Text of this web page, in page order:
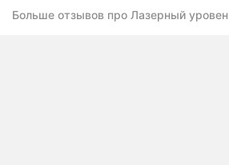
Больше отзывов про Лазерный